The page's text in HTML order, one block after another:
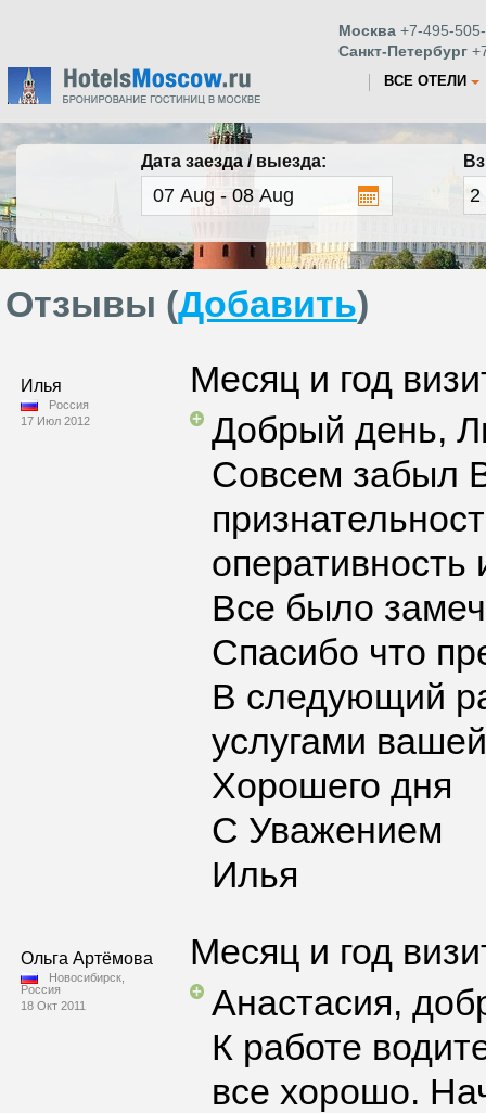
Москва +7-495-
Санкт-Петербург
ВСЕ ОТЕЛИ
Дата заезда / выезда:
Отзывы (Добавить)
Илья
Россия
17 Июл 2012
Месяц и год
Добрый день,
Совсем забыл
Все было
Спасибо что
В следующий
услугами
Хорошего дня
С Уважением
Илья
Ольга Артёмова
Новосибирск,
Россия
18 Окт 2011
Месяц и год
Анастасия,
К работе
все хорошо.